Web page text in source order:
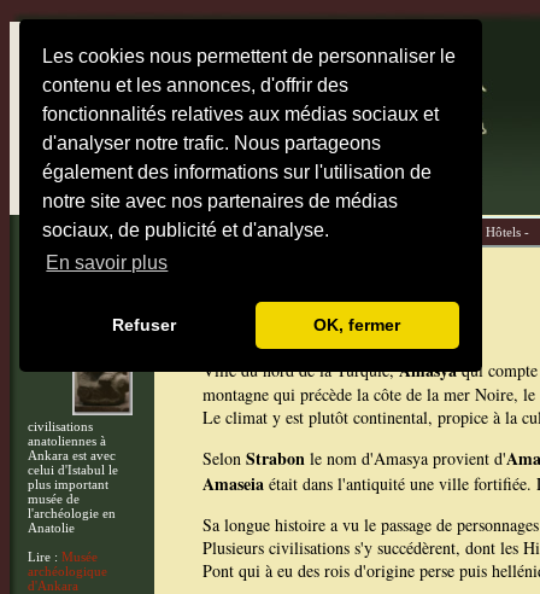
Les cookies nous permettent de personnaliser le
contenu et les annonces, d'offrir des
fonctionnalités relatives aux médias sociaux et
d'analyser notre trafic. Nous partageons
également des informations sur l'utilisation de
notre site avec nos partenaires de médias
sociaux, de publicité et d'analyse.
En savoir plus
Refuser OK, fermer
Anatolie>Amasya
civilisations
anatoliennes à
Ankara est avec
celui d'Istabul le
plus important
musée de
l'archéologie en
Anatolie
Lire : Musée
archéologique
d'Ankara
Accueil - Cartes - Destinations - Hôtels -
Amasya
Ville du nord de la Turquie,Amasyaqui compte
montagne qui précède la côte de la mer Noire,
Le climat y est plutôt continental, propice à la
Selon Strabon le nom d'Amasya provient d'
Amaseia était dans l'antiquité une ville fortifiée.
Sa longue histoire a vu le passage de
Plusieurs civilisations s'y succédèrent, dont les
Pont qui à eu des rois d'origine perse puis